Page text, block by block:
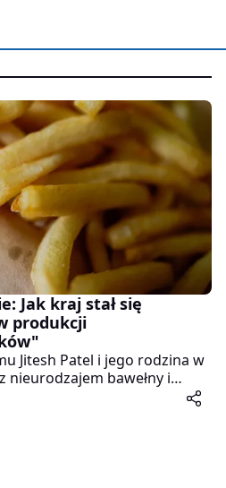
Jak kraj stał się
produkcji
Jitesh Patel i jego rodzina w
nieurodzajem bawełny i
ich pola ziemniaczane